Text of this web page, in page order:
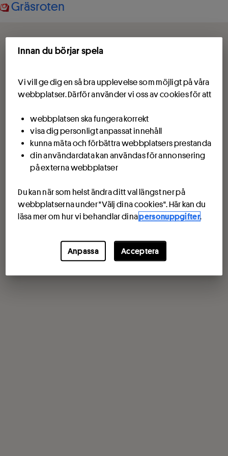
Gräsroten
Innan du börjar spela
Vi vill ge dig en så bra upplevelse som möjligt på våra
webbplatser. Därför använder vi oss av cookies för att
webbplatsen ska fungera korrekt
visa dig personligt anpassat innehåll
kunna mäta och förbättra webbplatsers prestanda
din användardata kan användas för annonsering
på externa webbplatser
Du kan när som helst ändra ditt val längst ner på
webbplatserna under "Välj dina cookies". Här kan du
läsa mer om hur vi behandlar dinapersonuppgifter.
Anpassa Acceptera